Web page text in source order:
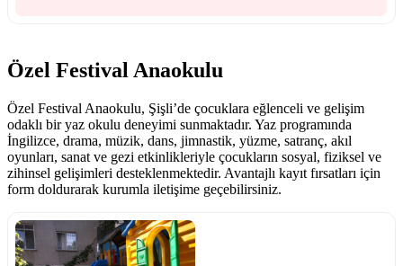
Özel Festival Anaokulu
Özel Festival Anaokulu, Şişli’de çocuklara eğlenceli ve gelişim
odaklı bir yaz okulu deneyimi sunmaktadır. Yaz programında
İngilizce, drama, müzik, dans, jimnastik, yüzme, satranç, akıl
oyunları, sanat ve gezi etkinlikleriyle çocukların sosyal, fiziksel ve
zihinsel gelişimleri desteklenmektedir. Avantajlı kayıt fırsatları için
form doldurarak kurumla iletişime geçebilirsiniz.